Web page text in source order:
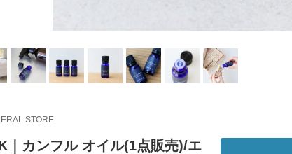
STORE
｜カンフル オイル(1点販売)/エ